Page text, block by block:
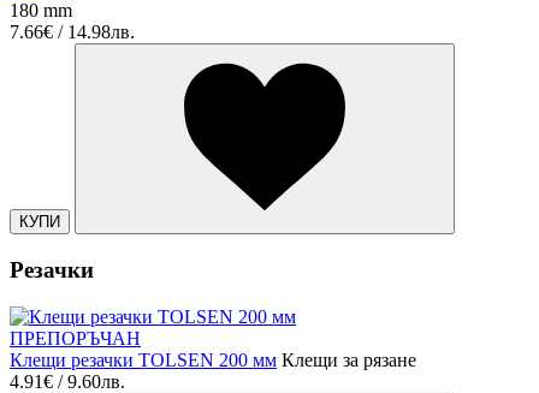
180 mm
7.66€ / 14.98лв.
КУПИ
Резачки
ПРЕПОРЪЧАН
Клещи резачки TOLSEN 200 мм Клещи за рязане
4.91€ / 9.60лв.